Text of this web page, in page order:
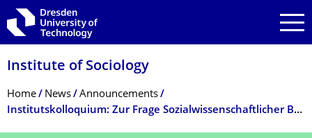
Skip to main navigation
Skip to search
Skip to content
Institute of Sociology
Breadcrumb Menu
Home News
Announcements
Institutskolloquium: Zur Frage Sozialwissenschaftlicher Begriffsbildung. Dr. Franz Heilgendorff